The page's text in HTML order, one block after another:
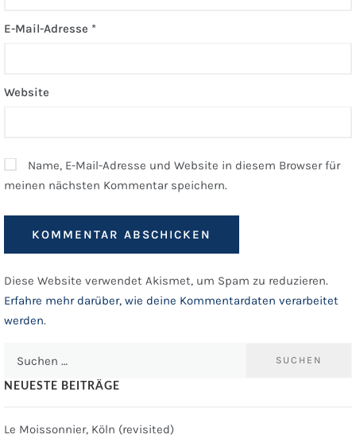
E-Mail-Adresse *
Website
Name, E-Mail-Adresse und Website in diesem Browser für
meinen nächsten Kommentar speichern.
Diese Website verwendet Akismet, um Spam zu reduzieren.
Erfahre mehr darüber, wie deine Kommentardaten verarbeitet
werden.
NEUESTE BEITRÄGE
Le Moissonnier, Köln (revisited)